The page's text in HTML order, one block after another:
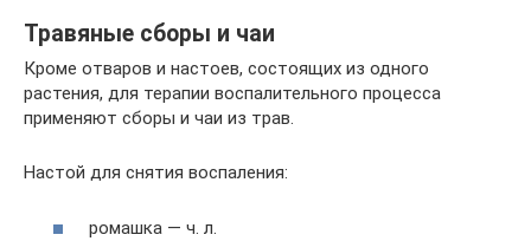
Травяные сборы и чаи
Кроме отваров и настоев, состоящих из одного
растения, для терапии воспалительного процесса
применяют сборы и чаи из трав.
Настой для снятия воспаления:
ромашка — ч. л.